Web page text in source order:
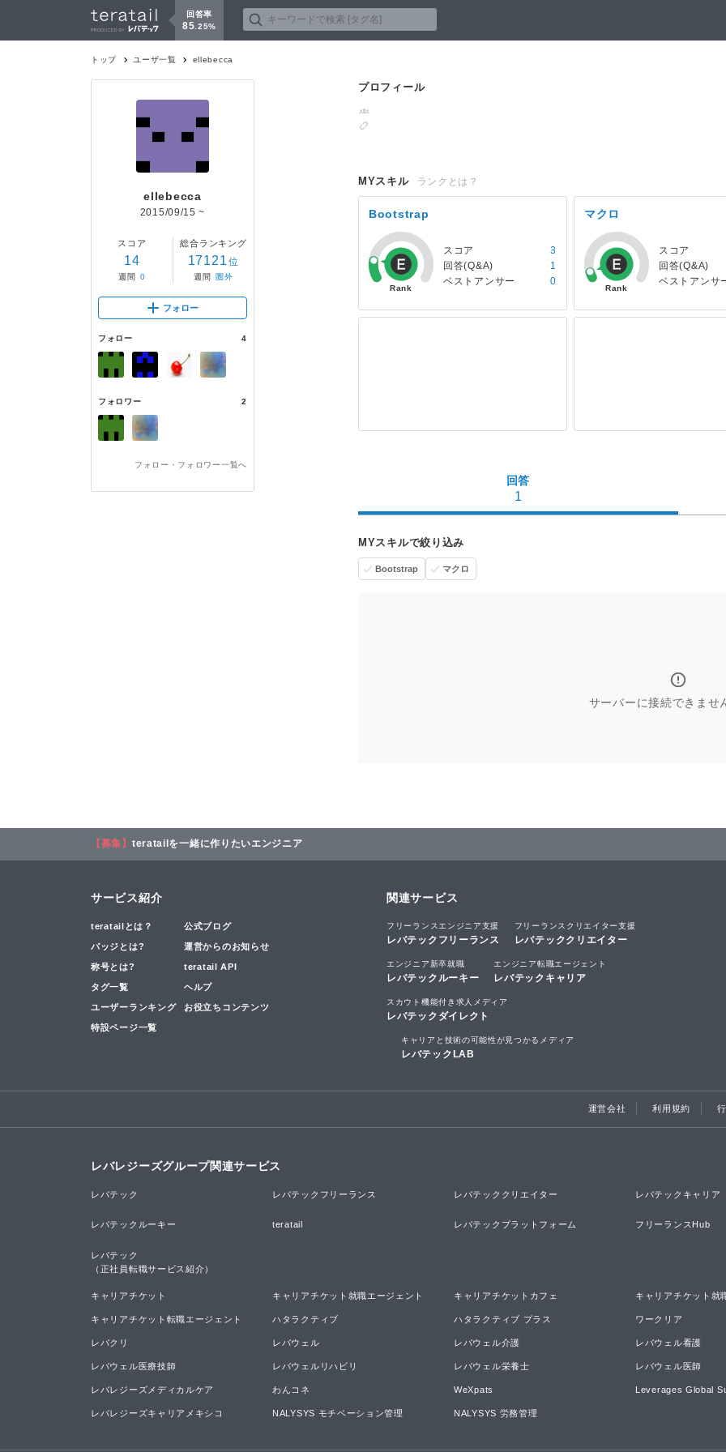
回答率
85 25%
トップ ユーザ一覧 ellebecca
ellebecca
2015/09/15 ~
スコア
14
週間 0
総合ランキング
17121 位
週間 圏外
フォロー
フォロー 4
フォロワー 2
フォロー・フォロワー一覧へ
プロフィール
MYスキル ランクとは？
Bootstrap
スコア
3
回答(Q&A)
1
ベストアンサー
0
マクロ
スコア
回答(Q&A)
ベストアンサ
回答
1
MYスキルで絞り込み
Bootstrap マクロ
サーバーに接続できませ
【募集】 teratailを一緒に作りたいエンジニア
サービス紹介
teratailとは？ 公式ブログ
バッジとは? 運営からのお知らせ
称号とは? teratail API
タグ一覧 ヘルプ
ユーザーランキング お役立ちコンテンツ
特設ページ一覧
関連サービス
フリーランスエンジニア支援
レバテックフリーランス
フリーランスクリエイター支援
レバテッククリエイター
エンジニア新卒就職
レバテックルーキー
エンジニア転職エージェント
レバテックキャリア
スカウト機能付き求人メディア
レバテックダイレクト
キャリアと技術の可能性が見つかるメディア
レバテックLAB
運営会社 利用規約
レバレジーズグループ関連サービス
レバテック レバテックフリーランス レバテッククリエイター レバテックキャリア
レバテックルーキー teratail レバテックプラットフォーム フリーランスHub
レバテック
（正社員転職サービス紹介）
キャリアチケット キャリアチケット就職エージェント キャリアチケットカフェ キャリアチケット就
キャリアチケット転職エージェント ハタラクティブ ハタラクティブ プラス ワークリア
レバクリ レバウェル レバウェル介護 レバウェル看護
レバウェル医療技師 レバウェルリハビリ レバウェル栄養士 レバウェル医師
レバレジーズメディカルケア わんコネ WeXpats Leverages Global
レバレジーズキャリアメキシコ NALYSYS モチベーション管理 NALYSYS 労務管理